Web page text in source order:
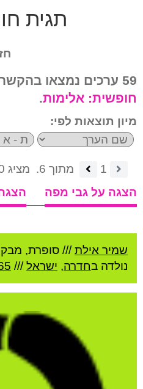
תגית
59 ערכים נמצאו בהקשר לנושא:
חופשית: אלימות.
מיון תוצאות לפי:
1 מתוך 6.
מציג 10 ערכים.
הצגה על גבי מפה
שמיר אילת/// סופרת,
נולדה בחדרה, ישראל///